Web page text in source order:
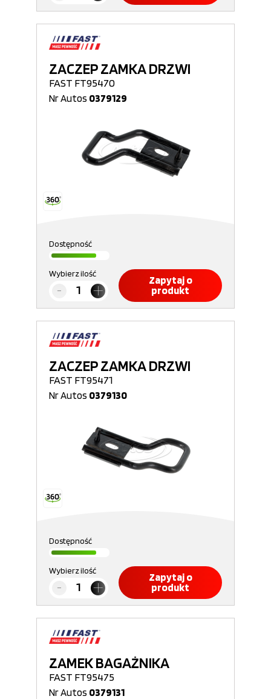
ZACZEP ZAMKA DRZWI
FAST FT95470
Nr Autos 0379129
Dostępność
Wybierz ilość
Zapytaj o
produkt
ZACZEP ZAMKA DRZWI
FAST FT95471
Nr Autos 0379130
Dostępność
Wybierz ilość
Zapytaj o
produkt
ZAMEK BAGAŻNIKA
FAST FT95475
Nr Autos 0379131